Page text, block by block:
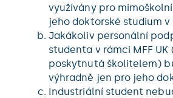
využívány pro
jeho doktorské studium v
Jakákoliv personální
studenta v rámci MFF
poskytnutá školitelem)
výhradně jen pro jeho
Industriální student